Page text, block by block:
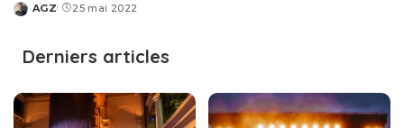
Posted
AGZ 25 mai 2022
Derniers articles